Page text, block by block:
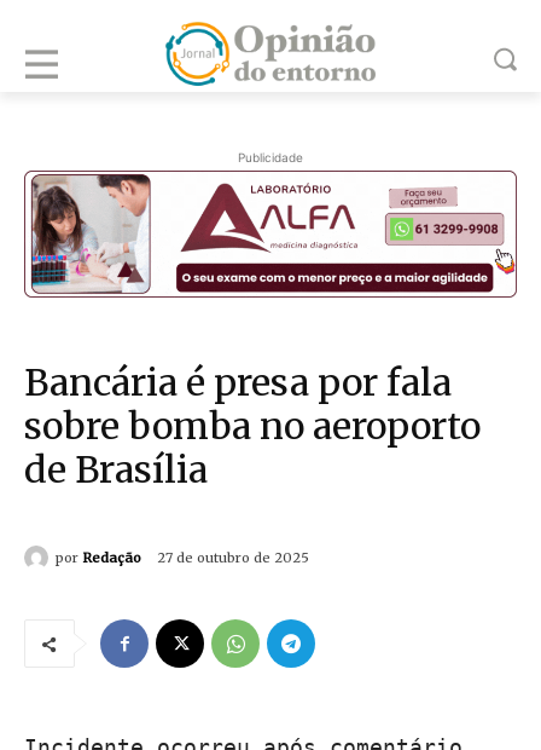
Publicidade
Bancária é presa por fala
sobre bomba no aeroporto
de Brasília
por Redação 27 de outubro de 2025